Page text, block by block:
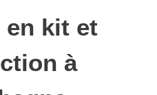
en kit et
à